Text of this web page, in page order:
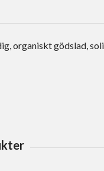
organiskt gödslad,